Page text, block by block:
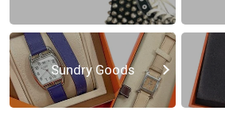
Sundry Goods